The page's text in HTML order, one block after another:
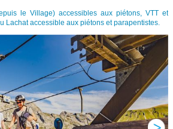
le Village) accessibles aux piétons, VTT et
Lachat accessible aux piétons et parapentistes.